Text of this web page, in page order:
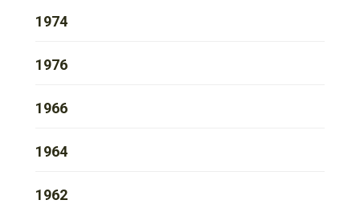
1974
1976
1966
1964
1962